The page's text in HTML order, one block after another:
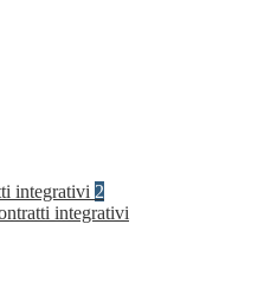
integrativi 2
integrativi